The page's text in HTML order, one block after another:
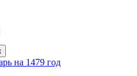
на 1479 год